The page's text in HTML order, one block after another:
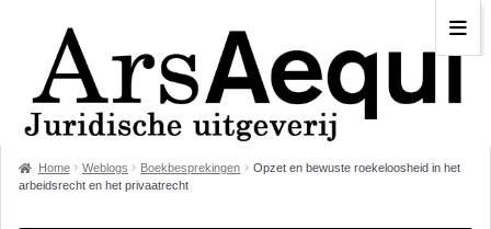
Home Weblogs Boekbesprekingen
Opzet en bewuste roekeloosheid in het
arbeidsrecht en het privaatrecht